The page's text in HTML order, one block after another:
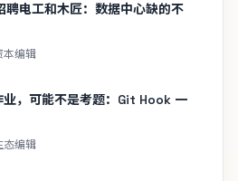
聘电工和木匠：数据中心缺的不
本编辑
，可能不是考题：Git Hook 一
态编辑